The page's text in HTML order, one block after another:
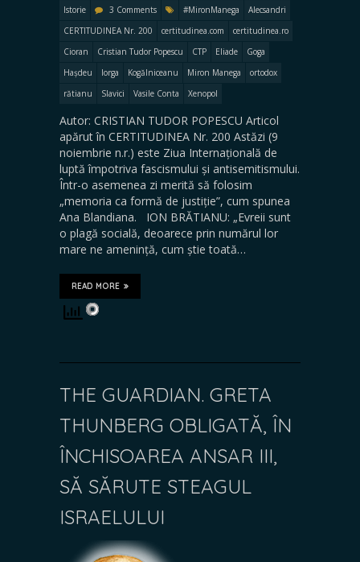
Istorie
3 Comments #MironManega
Alecsandri
CERTITUDINEA Nr. 200
certitudinea.com
certitudinea.ro
Cioran
Cristian Tudor Popescu CTP Eliade
Goga
Hașdeu
Iorga Kogălniceanu Miron Manega
ortodox
rătianu
Slavici Vasile Conta Xenopol
Autor: CRISTIAN TUDOR POPESCU Articol
apărut în CERTITUDINEA Nr. 200 Astăzi (9
noiembrie n.r.) este Ziua Internațională de
luptă împotriva fascismului și antisemitismului.
Într-o asemenea zi merită să folosim
„memoria ca formă de justiție”, cum spunea
Ana Blandiana. ION BRĂTIANU: „Evreii sunt
o plagă socială, deoarece prin numărul lor
mare ne amenință, cum știe toată…
READ MORE
THE GUARDIAN. GRETA
THUNBERG OBLIGATĂ, ÎN
ÎNCHISOAREA ANSAR III,
SĂ SĂRUTE STEAGUL
ISRAELULUI